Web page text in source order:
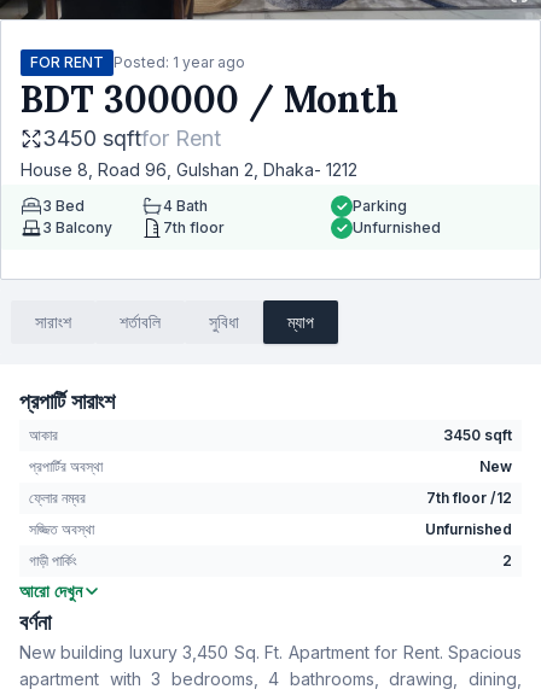
FOR RENT Posted: 1 year ago
BDT 300000 / Month
3450 sqftfor Rent
House 8, Road 96, Gulshan 2, Dhaka- 1212
3 Bed 4 Bath
3 Balcony 7th floor
Parking
Unfurnished
সারাংশ শর্তাবলি সুবিধা ম্যাপ
প্রপার্টি সারাংশ
আকার
3450 sqft
প্রপার্টির অবস্থা
New
ফ্লোর নম্বর
7th floor /12
সজ্জিত অবস্থা
Unfurnished
গাড়ী পার্কিং
2
বেডরুম
বাথরুম
বসার রুম
Yes
Drawing Room
Yes
আরো দেখুন
বর্ণনা
New building luxury 3,450 Sq. Ft. Apartment for Rent. Spacious
apartment with 3 bedrooms, 4 bathrooms, drawing, dining,